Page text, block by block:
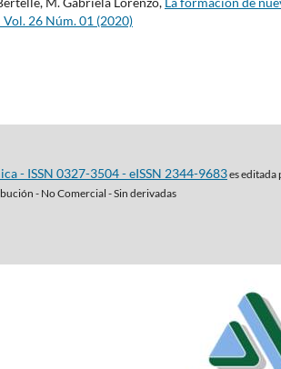
26 Núm. 01 (2020)
- ISSN 0327-3504 - eISSN 2344-9683es editada
- No Comercial - Sin derivadas